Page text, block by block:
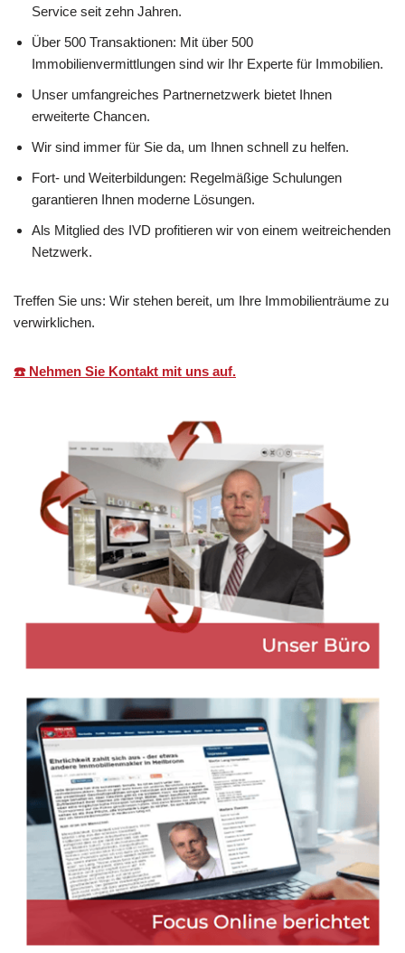
Service seit zehn Jahren.
Über 500 Transaktionen: Mit über 500
Immobilienvermittlungen sind wir Ihr Experte für Immobilien.
Unser umfangreiches Partnernetzwerk bietet Ihnen
erweiterte Chancen.
Wir sind immer für Sie da, um Ihnen schnell zu helfen.
Fort- und Weiterbildungen: Regelmäßige Schulungen
garantieren Ihnen moderne Lösungen.
Als Mitglied des IVD profitieren wir von einem weitreichenden
Netzwerk.
Treffen Sie uns: Wir stehen bereit, um Ihre Immobilienträume zu
verwirklichen.
☎️ Nehmen Sie Kontakt mit uns auf.